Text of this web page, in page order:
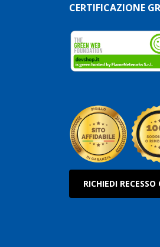
CERTIFICAZIONE
RICHIEDI RECESSO